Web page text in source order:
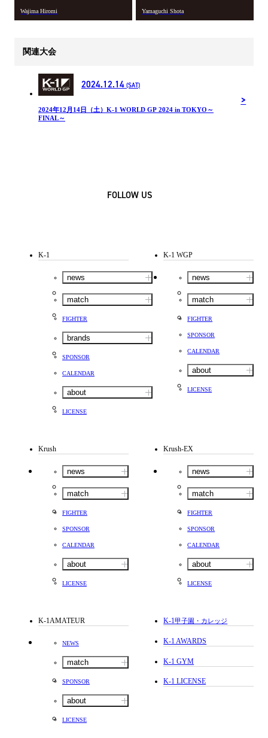
Wajima Hiromi Yamaguchi Shota
関連大会
2024.12.14 (SAT)
2024年12⽉14⽇（土）K-1 WORLD GP 2024 in TOKYO～
FINAL～
FOLLOW US
K-1
news
match
FIGHTER
brands
SPONSOR
CALENDAR
about
LICENSE
K-1 WGP
news
match
FIGHTER
SPONSOR
CALENDAR
about
LICENSE
Krush
news
match
FIGHTER
SPONSOR
CALENDAR
about
LICENSE
Krush-EX
news
match
FIGHTER
SPONSOR
CALENDAR
about
LICENSE
K-1AMATEUR
NEWS
match
SPONSOR
about
LICENSE
K-1甲子園・カレッジ
K-1 AWARDS
K-1 GYM
K-1 LICENSE